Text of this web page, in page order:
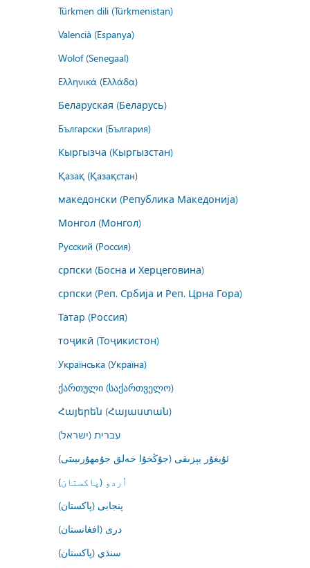
Türkmen dili (Türkmenistan)
Valencià (Espanya)
Wolof (Senegaal)
Ελληνικά (Ελλάδα)
Беларуская (Беларусь)
Български (България)
Кыргызча (Кыргызстан)
Қазақ (Қазақстан)
македонски (Република Македонија)
Монгол (Монгол)
Русский (Россия)
српски (Босна и Херцеговина)
српски (Реп. Србија и Реп. Црна Гора)
Татар (Россия)
тоҷикӣ (Тоҷикистон)
Українська (Україна)
ქართული (საქართველო)
Հայերեն (Հայաստան)
עברית (ישראל)
ئۇيغۇر يېزىقى (جۇڭخۇا خەلق جۇمھۇرىيىتى)
اُردو (پاکستان)
پنجابی (پاکستان)
درى (افغانستان)
سنڌي (پاکستان)